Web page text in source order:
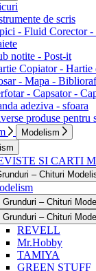
de scris
- Fluid Corector -
notite - Post-it
Copiator - Hartie
- Mapa -
- Capsator -
adeziva - sfoara
produse pentru
Modelism
SI CARTI
– Chituri
Grunduri – Chituri
Grunduri – Chituri
REVELL
Mr.Hobby
TAMIYA
GREEN STUFF